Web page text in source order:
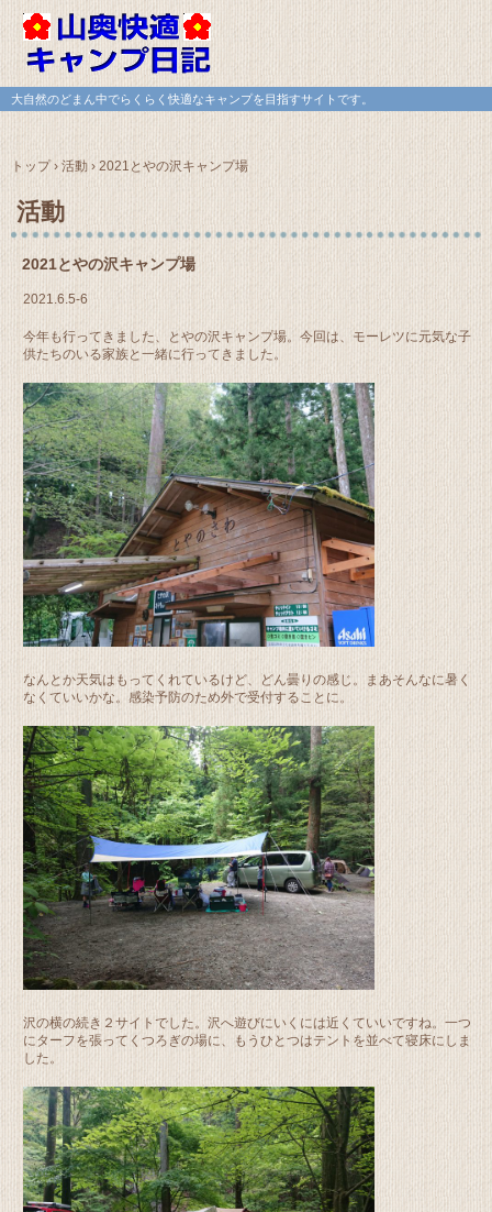
大自然のどまん中でらくらく快適なキャンプを目指すサイトです。
トップ› 活動 › 2021とやの沢キャンプ場
活動
2021とやの沢キャンプ場
2021.6.5-6
今年も行ってきました、とやの沢キャンプ場。今回は、モーレツに元気な子
供たちのいる家族と一緒に行ってきました。
なんとか天気はもってくれているけど、どん曇りの感じ。まあそんなに暑く
なくていいかな。感染予防のため外で受付することに。
沢の横の続き２サイトでした。沢へ遊びにいくには近くていいですね。一つ
にターフを張ってくつろぎの場に、もうひとつはテントを並べて寝床にしま
した。